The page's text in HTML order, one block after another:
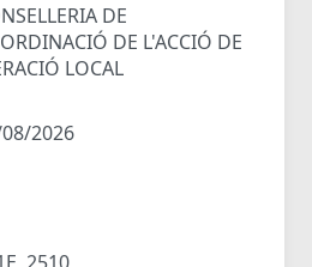
DE
DE L'ACCIÓ DE
LOCAL
2026